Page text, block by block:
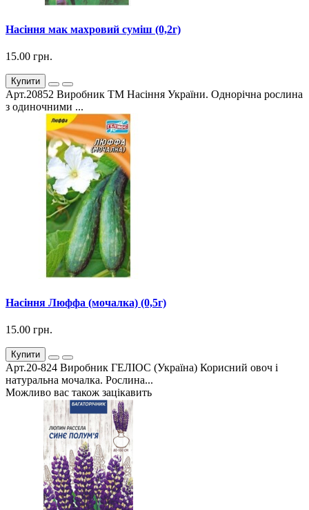
Насіння мак махровий суміш (0,2г)
15.00 грн.
Купити
Арт.20852 Виробник ТМ Насіння України. Однорічна рослина
з одиночними ...
Насіння Люффа (мочалка) (0,5г)
15.00 грн.
Купити
Арт.20-824 Виробник ГЕЛІОС (Україна) Корисний овоч і
натуральна мочалка. Рослина...
Можливо вас також зацікавить